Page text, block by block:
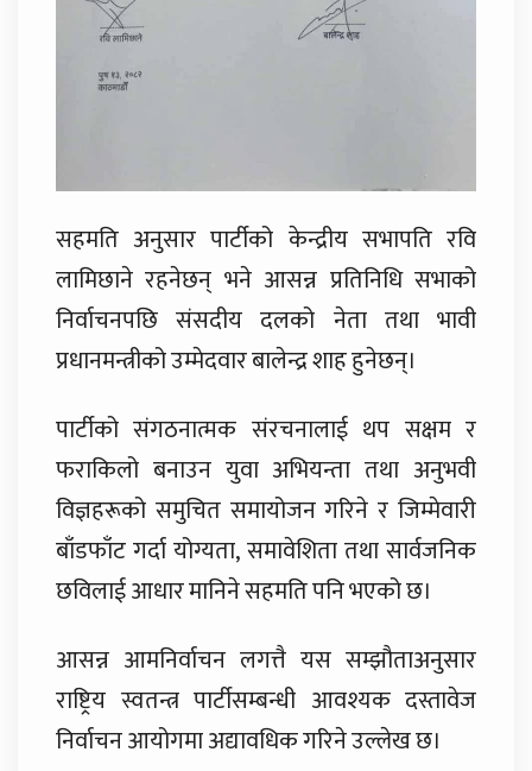
सहमति अनुसार पार्टीको केन्द्रीय सभापति रवि
लामिछाने रहनेछन् भने आसन्न प्रतिनिधि सभाको
निर्वाचनपछि संसदीय दलको नेता तथा भावी
प्रधानमन्त्रीको उम्मेदवार बालेन्द्र शाह हुनेछन्।
पार्टीको संगठनात्मक संरचनालाई थप सक्षम र
फराकिलो बनाउन युवा अभियन्ता तथा अनुभवी
विज्ञहरूको समुचित समायोजन गरिने र जिम्मेवारी
बाँडफाँट गर्दा योग्यता, समावेशिता तथा सार्वजनिक
छविलाई आधार मानिने सहमति पनि भएको छ।
आसन्न आमनिर्वाचन लगत्तै यस सम्झौताअनुसार
राष्ट्रिय स्वतन्त्र पार्टीसम्बन्धी आवश्यक दस्तावेज
निर्वाचन आयोगमा अद्यावधिक गरिने उल्लेख छ।